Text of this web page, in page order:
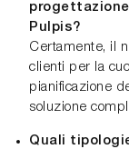
Pulpis?
Certamente, il
clienti per la
pianificazione
soluzione
Quali